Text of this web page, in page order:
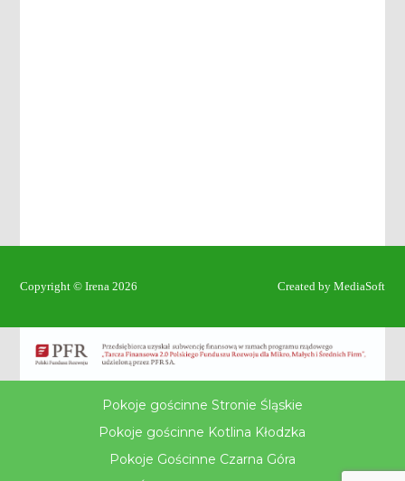
Copyright © Irena 2026 Created by MediaSoft
Pokoje gościnne Stronie Śląskie
Pokoje gościnne Kotlina Kłodzka
Pokoje Gościnne Czarna Góra